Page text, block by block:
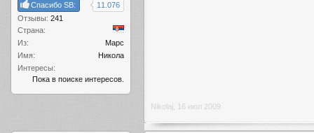
Спасибо SB:
11.076
Отзывы: 241
Страна:
Из:
Марс
Имя:
Никола
Интересы:
Пока в поиске интересов.
Nikolaj 16 июл 2009